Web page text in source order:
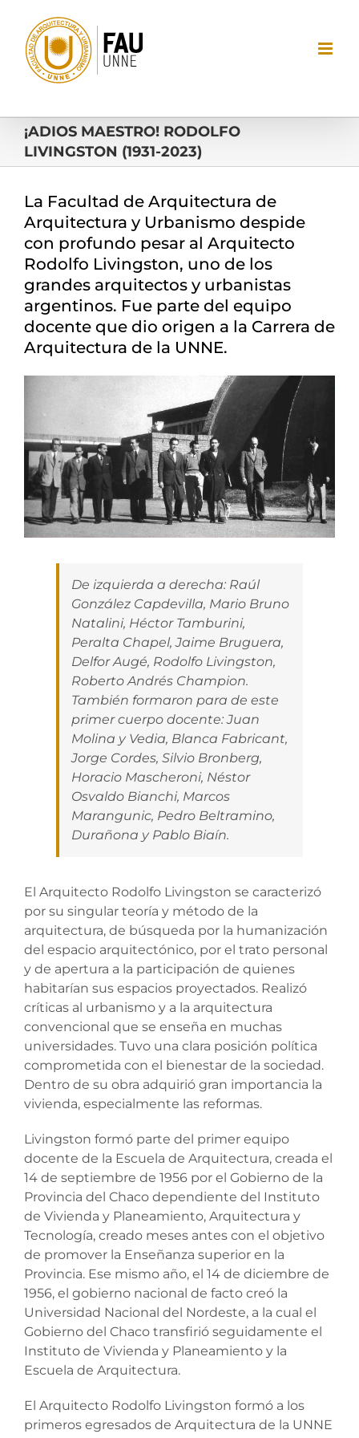
contenido
¡ADIOS MAESTRO! RODOLFO
LIVINGSTON (1931-2023)
La Facultad de Arquitectura de
Arquitectura y Urbanismo despide
con profundo pesar al Arquitecto
Rodolfo Livingston, uno de los
grandes arquitectos y urbanistas
argentinos. Fue parte del equipo
docente que dio origen a la Carrera de
Arquitectura de la UNNE.
De izquierda a derecha: Raúl
González Capdevilla, Mario Bruno
Natalini, Héctor Tamburini,
Peralta Chapel, Jaime Bruguera,
Delfor Augé, Rodolfo Livingston,
Roberto Andrés Champion.
También formaron para de este
primer cuerpo docente: Juan
Molina y Vedia, Blanca Fabricant,
Jorge Cordes, Silvio Bronberg,
Horacio Mascheroni, Néstor
Osvaldo Bianchi, Marcos
Marangunic, Pedro Beltramino,
Durañona y Pablo Biaín.
El Arquitecto Rodolfo Livingston se caracterizó
por su singular teoría y método de la
arquitectura, de búsqueda por la humanización
del espacio arquitectónico, por el trato personal
y de apertura a la participación de quienes
habitarían sus espacios proyectados. Realizó
críticas al urbanismo y a la arquitectura
convencional que se enseña en muchas
universidades. Tuvo una clara posición política
comprometida con el bienestar de la sociedad.
Dentro de su obra adquirió gran importancia la
vivienda, especialmente las reformas.
Livingston formó parte del primer equipo
docente de la Escuela de Arquitectura, creada el
14 de septiembre de 1956 por el Gobierno de la
Provincia del Chaco dependiente del Instituto
de Vivienda y Planeamiento, Arquitectura y
Tecnología, creado meses antes con el objetivo
de promover la Enseñanza superior en la
Provincia. Ese mismo año, el 14 de diciembre de
1956, el gobierno nacional de facto creó la
Universidad Nacional del Nordeste, a la cual el
Gobierno del Chaco transfirió seguidamente el
Instituto de Vivienda y Planeamiento y la
Escuela de Arquitectura.
El Arquitecto Rodolfo Livingston formó a los
primeros egresados de Arquitectura de la UNNE